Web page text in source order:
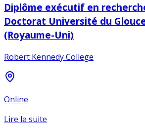
Diplôme exécutif en
Doctorat Université du
(Royaume-Uni)
Robert Kennedy College
Online
Lire la suite